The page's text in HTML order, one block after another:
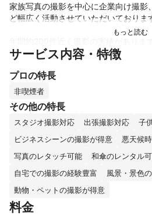
家族写真の撮影を中心に企業向け撮影
ど幅広く活動させていただいておりま
撮影はコミュニケーションを大事にし
活動地域は近畿圏が中心ですが近畿外
個人様のプロフィール撮影から家族写
依頼など随時受け付けております。ど
ます。
屋外でのロケーション撮影、室内での
ぜひご依頼お待ちしております。
これまでの実績
サービス内容・特徴
プロの特長
非喫煙者
その他の特長
スタジオ撮影対応 出張撮影対応
子
ビジネスシーンの撮影が得意
悪天候
写真のレタッチ可能
和傘のレンタル
自宅での撮影の経験豊富
風景・景色
動物・ペットの撮影が得意
料金